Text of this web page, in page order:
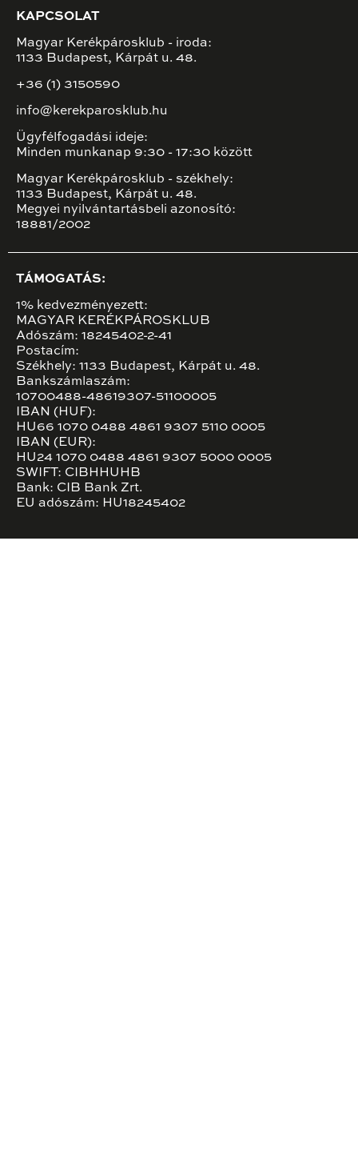
KAPCSOLAT
Magyar Kerékpárosklub - iroda:
1133 Budapest, Kárpát u. 48.
+36 (1) 3150590
info@kerekparosklub.hu
Ügyfélfogadási ideje:
Minden munkanap 9:30 - 17:30 között
Magyar Kerékpárosklub - székhely:
1133 Budapest, Kárpát u. 48.
Megyei nyilvántartásbeli azonosító:
18881/2002
TÁMOGATÁS:
1% kedvezményezett:
MAGYAR KERÉKPÁROSKLUB
Adószám: 18245402-2-41
Postacím:
Székhely: 1133 Budapest, Kárpát u. 48.
Bankszámlaszám:
10700488-48619307-51100005
IBAN (HUF):
HU66 1070 0488 4861 9307 5110 0005
IBAN (EUR):
HU24 1070 0488 4861 9307 5000 0005
SWIFT: CIBHHUHB
Bank: CIB Bank Zrt.
EU adószám: HU18245402